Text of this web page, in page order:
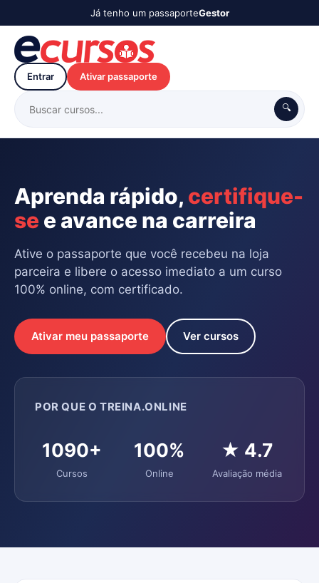
Já tenho um passaporteGestor
🔍
Entrar Ativar passaporte
Aprenda rápido, certifique-
se e avance na carreira
Ative o passaporte que você recebeu na loja
parceira e libere o acesso imediato a um curso
100% online, com certificado.
Ativar meu passaporte Ver cursos
POR QUE O TREINA.ONLINE
1090+
Cursos
100%
Online
★ 4.7
Avaliação média